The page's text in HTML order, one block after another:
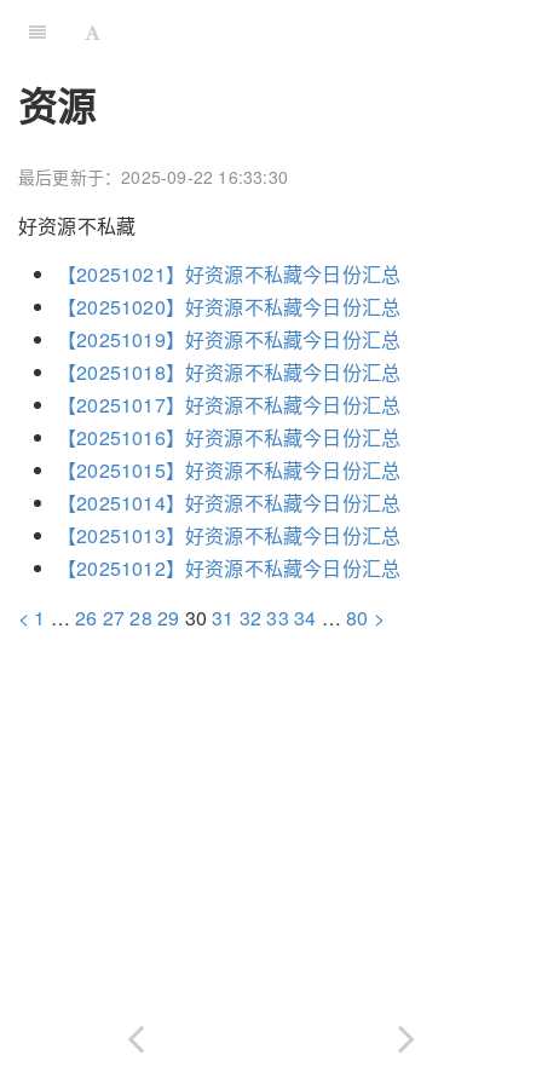
资源
最后更新于：2025-09-22 16:33:30
好资源不私藏
【20251021】好资源不私藏今日份汇总
【20251020】好资源不私藏今日份汇总
【20251019】好资源不私藏今日份汇总
【20251018】好资源不私藏今日份汇总
【20251017】好资源不私藏今日份汇总
【20251016】好资源不私藏今日份汇总
【20251015】好资源不私藏今日份汇总
【20251014】好资源不私藏今日份汇总
【20251013】好资源不私藏今日份汇总
【20251012】好资源不私藏今日份汇总
< 1 … 26 2728 29 30 31 32 33 34 … 80 >